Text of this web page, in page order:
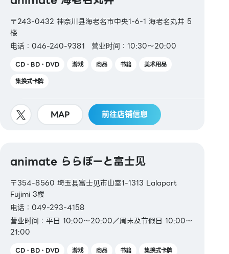
〒243-0432 神奈川县海老名市中央1-6-1 海老名丸井 5
楼
电话：046-240-9381
营业时间：10:30～20:00
CD・BD・DVD 游戏 商品 书籍
美术用品
集换式卡牌
MAP 前往店铺信息
animate ららぽーと富士见
〒354-8560 埼玉县富士见市山室1-1313 Lalaport
Fujimi 3楼
电话：049-293-4158
营业时间：平日 10:00～20:00／周末及节假日 10:00～
21:00
CD・BD・DVD 游戏 商品 书籍 集换式卡牌